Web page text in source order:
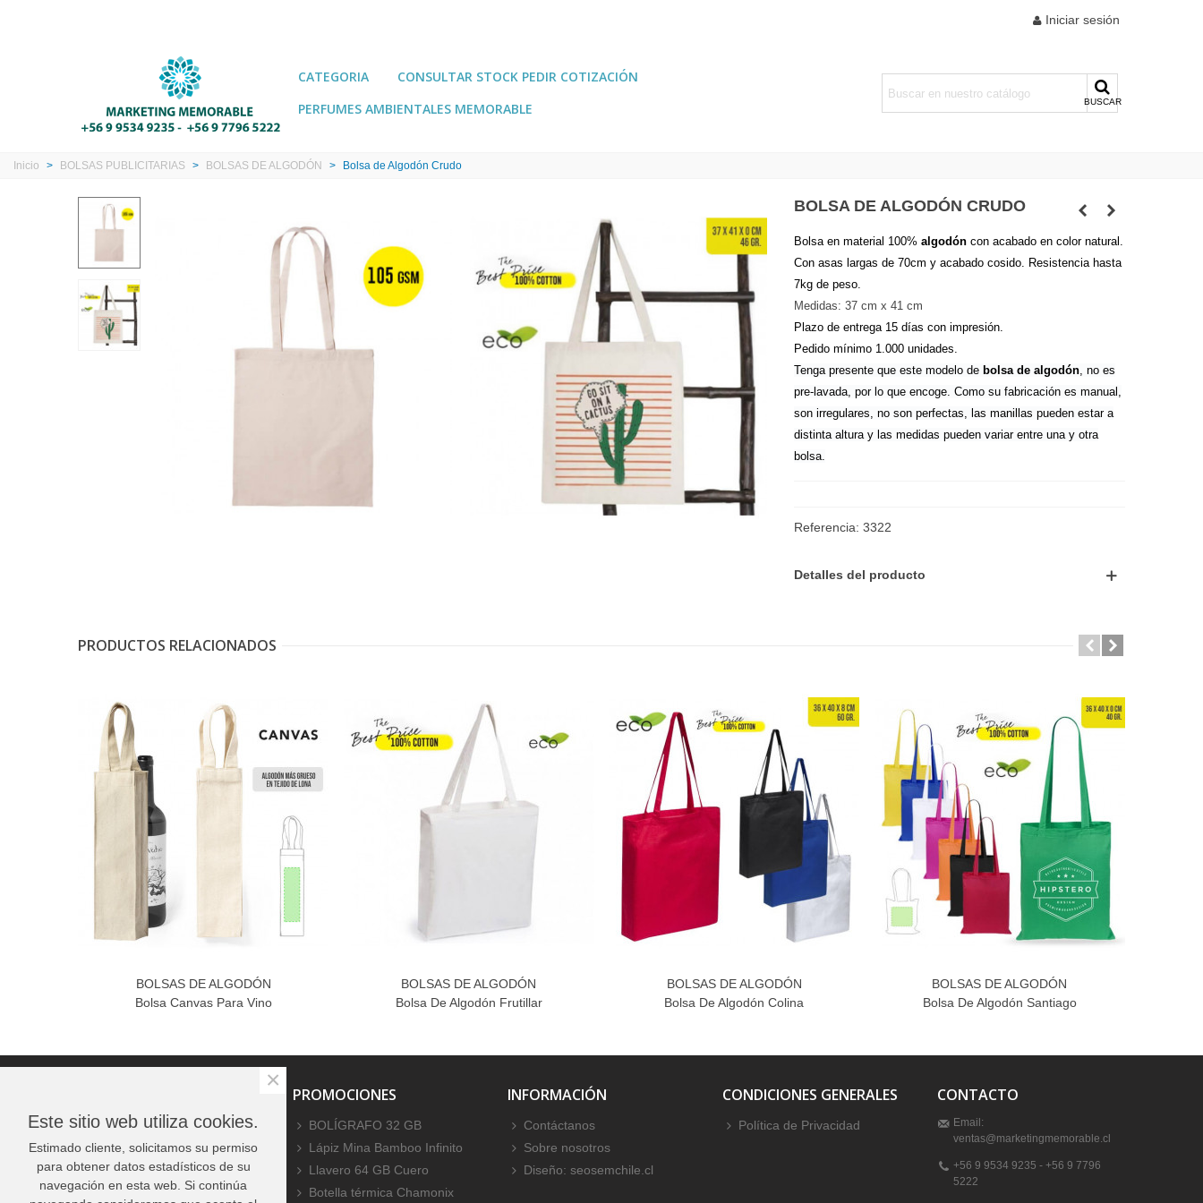
Iniciar sesión
CATEGORIA
CONSULTAR STOCK PEDIR COTIZACIÓN
PERFUMES AMBIENTALES MEMORABLE
BUSCAR
Inicio > BOLSAS PUBLICITARIAS > BOLSAS DE ALGODÓN > Bolsa de Algodón Crudo
BOLSA DE ALGODÓN CRUDO
Bolsa en material 100% algodón con acabado en color natural.
Con asas largas de 70cm y acabado cosido. Resistencia hasta
7kg de peso.
Medidas: 37 cm x 41 cm
Plazo de entrega 15 días con impresión.
Pedido mínimo 1.000 unidades.
Tenga presente que este modelo de bolsa de algodón, no es
pre-lavada, por lo que encoge. Como su fabricación es manual,
son irregulares, no son perfectas, las manillas pueden estar a
distinta altura y las medidas pueden variar entre una y otra
bolsa.
Referencia: 3322
Detalles del producto
PRODUCTOS RELACIONADOS
BOLSAS DE ALGODÓN
Bolsa Canvas Para Vino
BOLSAS DE ALGODÓN
Bolsa De Algodón Frutillar
BOLSAS DE ALGODÓN
Bolsa De Algodón Colina
BOLSAS DE ALGODÓN
Bolsa De Algodón Santiago
No hay productos
PROMOCIONES
BOLÍGRAFO 32 GB
Lápiz Mina Bamboo Infinito
Llavero 64 GB Cuero
Botella térmica Chamonix
INFORMACIÓN
Contáctanos
Sobre nosotros
Diseño: seosemchile.cl
CONDICIONES GENERALES
Política de Privacidad
CONTACTO
Email:
ventas@marketingmemorable.cl
+56 9 9534 9235 - +56 9 7796
5222
Este sitio web utiliza cookies.
Estimado cliente, solicitamos su permiso
para obtener datos estadísticos de su
navegación en esta web. Si continúa
×